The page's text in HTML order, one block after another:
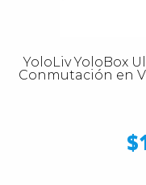
YoloLiv YoloBox
Conmutación en